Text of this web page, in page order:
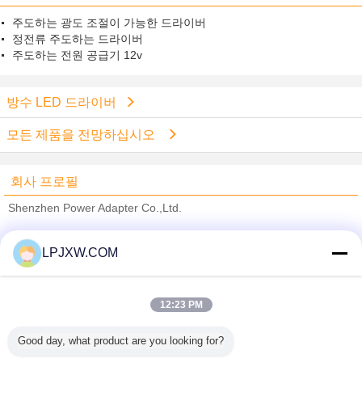
주도하는 광도 조절이 가능한 드라이버
정전류 주도하는 드라이버
주도하는 전원 공급기 12v
방수 LED 드라이버
모든 제품을 전망하십시오
회사 프로필
Shenzhen Power Adapter Co.,Ltd.
Trust Seal
Verified Suplier
모든 제품
LPJXW.COM
12:23 PM
Good day, what product are you looking for?